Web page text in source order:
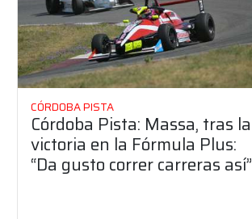
CÓRDOBA PISTA
Córdoba Pista: Massa, tras la
victoria en la Fórmula Plus:
“Da gusto correr carreras así”